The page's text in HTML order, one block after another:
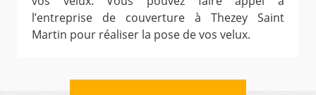
l’entreprise de couverture à Thezey Saint
Martin pour réaliser la pose de vos velux.